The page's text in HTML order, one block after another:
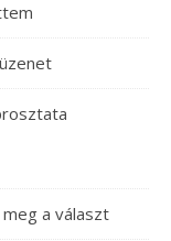
a választ